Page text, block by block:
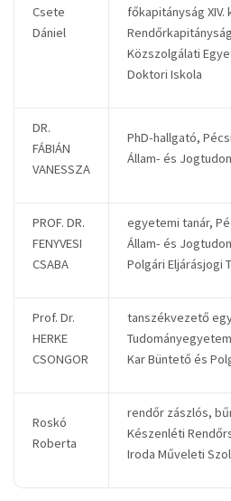
Csete
Dániel
főkapitányság XIV.
Közszolgálati
Doktori Iskola
DR.
FÁBIÁN
VANESSZA
PhD-hallgató,
Állam- és
PROF. DR.
FENYVESI
CSABA
egyetemi tanár,
Állam- és
Polgári Eljárásjogi
Prof. Dr.
HERKE
CSONGOR
tanszékvezető
Kar Büntető és
Roskó
Roberta
rendőr zászlós,
Készenléti
Iroda Műveleti